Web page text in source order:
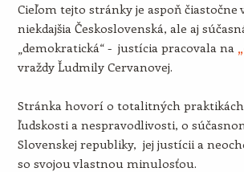
Cieľom tejto stránky je aspoň čiastočne
niekdajšia Československá, ale aj
„demokratická“ - justícia pracovala na
vraždy Ľudmily Cervanovej.
Stránka hovorí o totalitných
ľudskosti a nespravodlivosti, o
Slovenskej republiky, jej justícii a
so svojou vlastnou minulosťou.